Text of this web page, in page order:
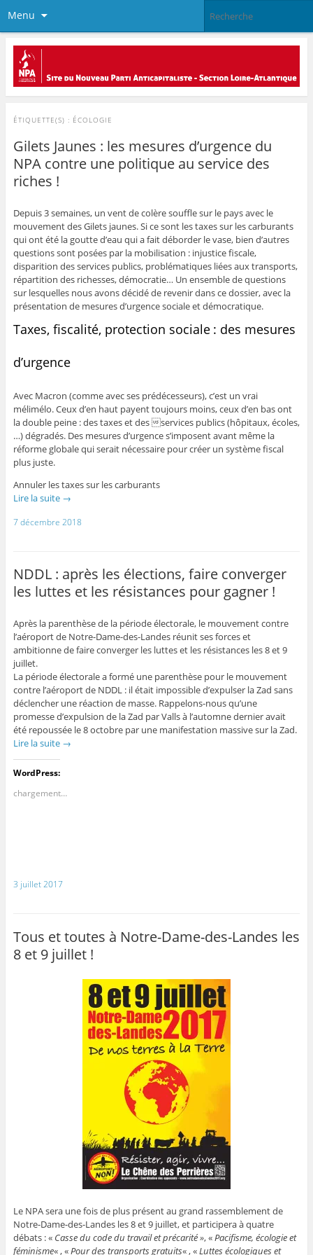
Menu
ÉTIQUETTE(S) : ÉCOLOGIE
Gilets Jaunes : les mesures d’urgence du
NPA contre une politique au service des
riches !
Depuis 3 semaines, un vent de colère souffle sur le pays avec le
mouvement des Gilets jaunes. Si ce sont les taxes sur les carburants
qui ont été la goutte d’eau qui a fait déborder le vase, bien d’autres
questions sont posées par la mobilisation : injustice fiscale,
disparition des services publics, problématiques liées aux transports,
répartition des richesses, démocratie… Un ensemble de questions
sur lesquelles nous avons décidé de revenir dans ce dossier, avec la
présentation de mesures d’urgence sociale et démocratique.
Taxes, fiscalité, protection sociale : des mesures
d’urgence
Avec Macron (comme avec ses prédécesseurs), c’est un vrai
mélimélo. Ceux d’en haut payent toujours moins, ceux d’en bas ont
la double peine : des taxes et des services publics (hôpitaux, écoles,
…) dégradés. Des mesures d’urgence s’imposent avant même la
réforme globale qui serait nécessaire pour créer un système fiscal
plus juste.
Annuler les taxes sur les carburants
Lire la suite →
7 décembre 2018
NDDL : après les élections, faire converger
les luttes et les résistances pour gagner !
Après la parenthèse de la période électorale, le mouvement contre
l’aéroport de Notre-Dame-des-Landes réunit ses forces et
ambitionne de faire converger les luttes et les résistances les 8 et 9
juillet.
La période électorale a formé une parenthèse pour le mouvement
contre l’aéroport de NDDL : il était impossible d’expulser la Zad sans
déclencher une réaction de masse. Rappelons-nous qu’une
promesse d’expulsion de la Zad par Valls à l’automne dernier avait
été repoussée le 8 octobre par une manifestation massive sur la Zad.
Lire la suite →
WordPress:
chargement…
3 juillet 2017
Tous et toutes à Notre-Dame-des-Landes les
8 et 9 juillet !
Le NPA sera une fois de plus présent au grand rassemblement de
Notre-Dame-des-Landes les 8 et 9 juillet, et participera à quatre
débats : « Casse du code du travail et précarité », «Pacifisme, écologie et
féminisme« , «Pour des transports gratuits« , «Luttes écologiques et